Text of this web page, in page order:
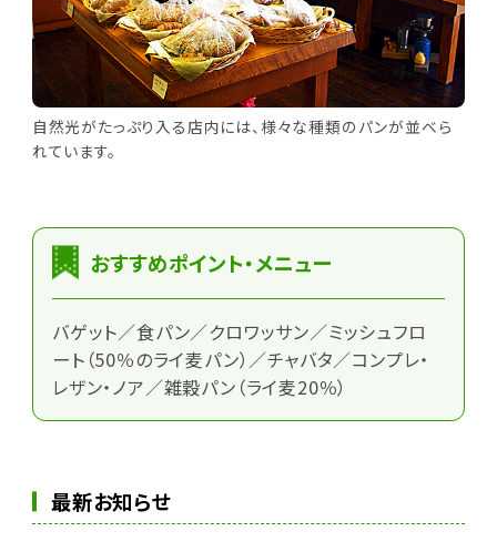
自然光がたっぷり入る店内には、様々な種類のパンが並べら
れています。
おすすめポイント・メニュー
バゲット／食パン／クロワッサン／ミッシュフロ
ート（50％のライ麦パン）／チャバタ／コンプレ・
レザン・ノア／雑穀パン（ライ麦20％）
最新お知らせ